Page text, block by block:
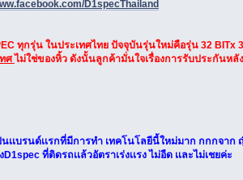
D1specThailand
ทุกรุ่น ในประเทศไทย ปัจจุบันรุ่นใหม่คือรุ่น 32 BITx 3
ทศไม่ใช่ของหิ้ว ดังนั้นลูกค้ามั่นใจเรื่องการรับประกันหลั
เบรนด์เเรกที่มีการทำ เทคโนโลยีนี้ใหม่มาก กกกจาก
ที่ติดรถเเล้วอัตราเร่งเเรง ไม่อืด เเละไม่เชยค่ะ